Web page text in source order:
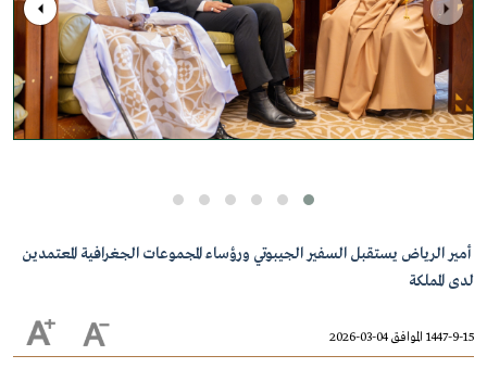
أمير الرياض يستقبل السفير الجيبوتي ورؤساء المجموعات الجغرافية المعتمدين
لدى المملكة
1447-9-15 الموافق 04-03-2026